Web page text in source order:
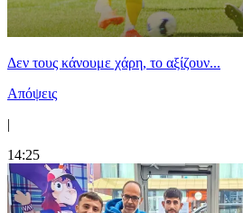
Δεν τους κάνουμε χάρη, το αξίζουν...
Απόψεις
|
14:25